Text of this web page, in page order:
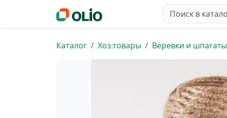
Каталог Хоз.товары Веревки и шпагаты